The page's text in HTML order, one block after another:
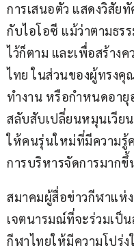
การเสนอตัว แสดงวิสัย
กับไอโอซี แม้ว่าตามธร
ไว้ก็ตาม และเพื่อสร้าง
ไทย ในส่วนของผู้ทรงคุ
ทำงาน หรือกำหนดอายุ
สลับสับเปลี่ยนหมุนเวีย
ให้คนรุ่นใหม่ที่มีความรู้
การบริหารจัดการมากขึ้
สมาคมผู้สื่อข่าวกีฬาแห่
เจตนารมณ์ที่จะร่วมเป็น
กีฬาไทยให้มีความโปร่